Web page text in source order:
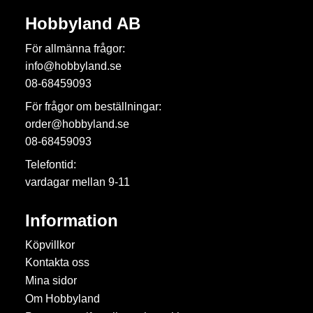
Hobbyland AB
För allmänna frågor:
info@hobbyland.se
08-68459093
För frågor om beställningar:
order@hobbyland.se
08-68459093
Telefontid:
vardagar mellan 9-11
Information
Köpvillkor
Kontakta oss
Mina sidor
Om Hobbyland